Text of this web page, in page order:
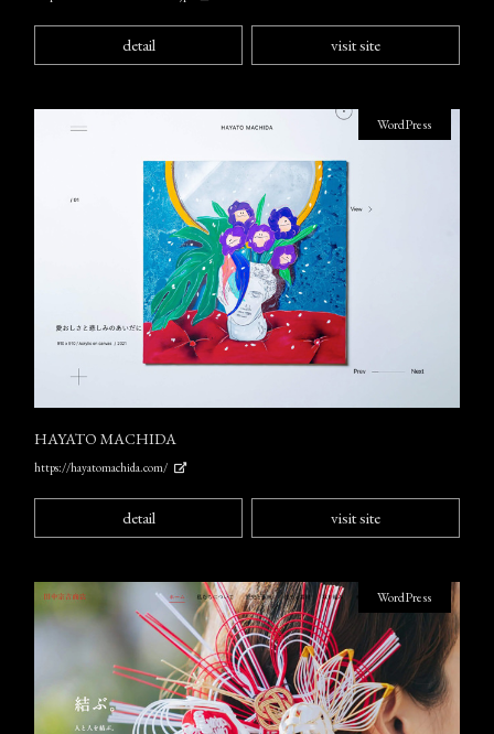
detail visit site
HAYATO MACHIDA
https://hayatomachida.com/
WordPress
detail visit site
WordPress